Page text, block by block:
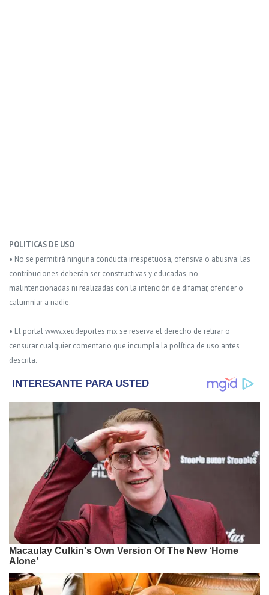
POLITICAS DE USO
• No se permitirá ninguna conducta irrespetuosa, ofensiva o abusiva: las
contribuciones deberán ser constructivas y educadas, no
malintencionadas ni realizadas con la intención de difamar, ofender o
calumniar a nadie.
• El portal www.xeudeportes.mx se reserva el derecho de retirar o
censurar cualquier comentario que incumpla la política de uso antes
descrita.